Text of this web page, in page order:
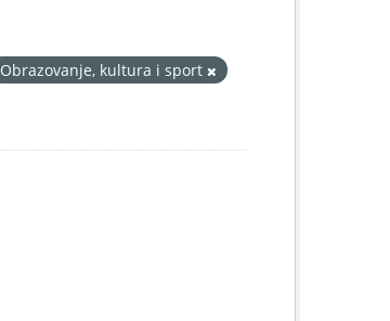
Obrazovanje, kultura i sport